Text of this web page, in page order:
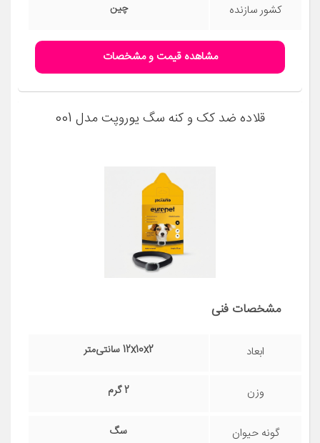
کشور سازنده چین
مشاهده قیمت و مشخصات
قلاده ضد کک و کنه سگ یوروپت مدل 001
مشخصات فنی
ابعاد
وزن
گونه حیوان
12x10x2 سانتی‌متر
2 گرم
سگ